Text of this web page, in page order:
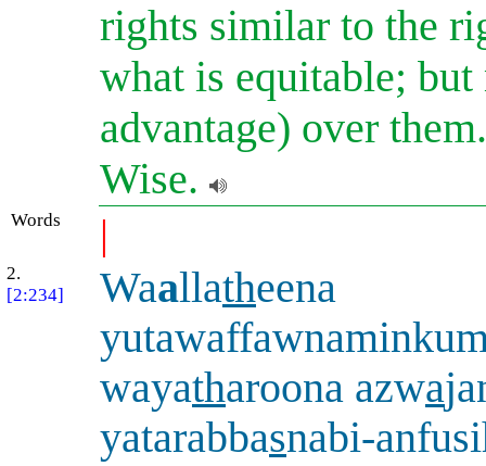
rights similar to the
what is equitable; but
advantage) over
Wise.
Words |
2.
[2:234]
Waallatheena
wayatharoona azwa
yatarabbasnabi-